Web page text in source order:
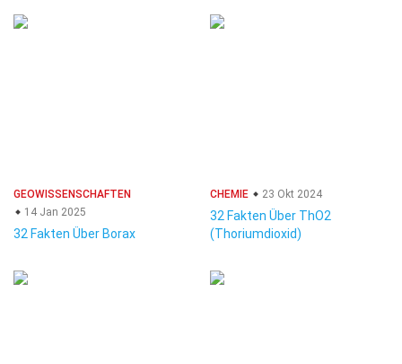
GEOWISSENSCHAFTEN
14 Jan 2025
32 Fakten Über Borax
CHEMIE 23 Okt 2024
32 Fakten Über ThO2
(Thoriumdioxid)